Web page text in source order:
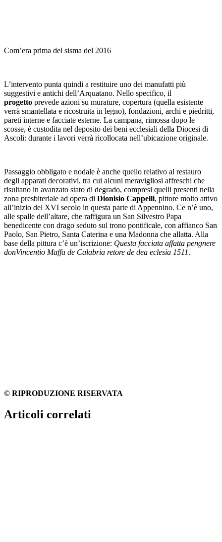
Com’era prima del sisma del 2016
L’intervento punta quindi a restituire uno dei manufatti più
suggestivi e antichi dell’Arquatano. Nello specifico, il
progetto prevede azioni su murature, copertura (quella esistente
verrà smantellata e ricostruita in legno), fondazioni, archi e piedritti,
pareti interne e facciate esterne. La campana, rimossa dopo le
scosse, è custodita nel deposito dei beni ecclesiali della Diocesi di
Ascoli: durante i lavori verrà ricollocata nell’ubicazione originale.
Passaggio obbligato e nodale è anche quello relativo al restauro
degli apparati decorativi, tra cui alcuni meravigliosi affreschi che
risultano in avanzato stato di degrado, compresi quelli presenti nella
zona presbiteriale ad opera di Dionisio Cappelli, pittore molto attivo
all’inizio del XVI secolo in questa parte di Appennino. Ce n’è uno,
alle spalle dell’altare, che raffigura un San Silvestro Papa
benedicente con drago seduto sul trono pontificale, con affianco San
Paolo, San Pietro, Santa Caterina e una Madonna che allatta. Alla
base della pittura c’è un’iscrizione: Questa facciata affatta pengnere
donVincentio Maffa de Calabria retore de dea eclesia 1511.
© RIPRODUZIONE RISERVATA
Articoli correlati